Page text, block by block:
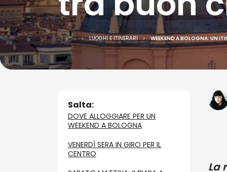
... ... LUOGHI E ITINERARI WEEKEND A BOLOGNA: UN
Salta:
DOVE ALLOGGIARE PER UN
WEEKEND A BOLOGNA
VENERDÌ SERA IN GIRO PER IL
CENTRO
La